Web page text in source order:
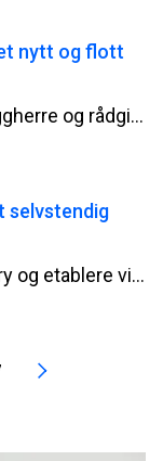
nytt og flott
Etter flere års tett samspill med byggherre og rådgivere er det moderne og flotte badeanlegget i Groruddalen nå ferdigstilt og klart for prøvedrift. Som samspillsentreprenør har NCC hatt ansvar for å utvikle og realisere et komplekst bygg med høye miljøambisjoner, robuste løsninger og stor betydning for lokalmiljøet på Stovner.
selvstendig
NCC har besluttet å beholde Industry og etablere virksomheten som et selvstendig selskap innen NCC-konsernet. Målet er å styrke forretningslogikken og gi virksomheten best mulige forutsetninger for videre utvikling.